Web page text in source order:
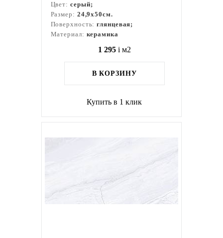
Цвет: серый;
Размер: 24,9x50см.
Поверхность:глянцевая;
Материал: керамика
1 295 i м2
В КОРЗИНУ
Купить в 1 клик